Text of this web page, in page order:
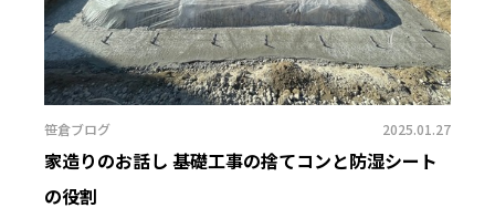
笹倉ブログ 2025.01.27
家造りのお話し 基礎工事の捨てコンと防湿シート
の役割